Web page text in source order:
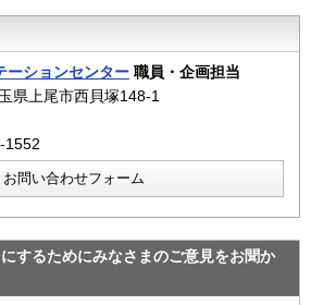
ーションセンター 職員・企画担当
県上尾市西貝塚148-1
1552
お問い合わせフォーム
するためにみなさまのご意見をお聞か